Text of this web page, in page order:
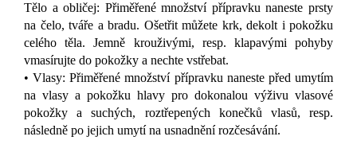
Tělo a obličej: Přiměřené množství přípravku naneste prsty
na čelo, tváře a bradu. Ošetřit můžete krk, dekolt i pokožku
celého těla. Jemně krouživými, resp. klapavými pohyby
vmasírujte do pokožky a nechte vstřebat.
• Vlasy: Přiměřené množství přípravku naneste před umytím
na vlasy a pokožku hlavy pro dokonalou výživu vlasové
pokožky a suchých, roztřepených konečků vlasů, resp.
následně po jejich umytí na usnadnění rozčesávání.